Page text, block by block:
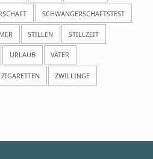
SCHWANGERSCHAFTSTEST
STILLEN STILLZEIT
URLAUB VÄTER
ZIGARETTEN ZWILLINGE